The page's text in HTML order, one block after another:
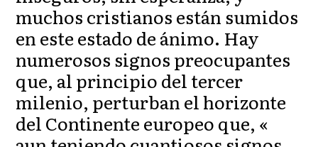
muchos cristianos están sumidos
en este estado de ánimo. Hay
numerosos signos preocupantes
que, al principio del tercer
milenio, perturban el horizonte
del Continente europeo que, «